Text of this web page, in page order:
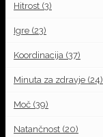
Hitrost (3)
Igre (23)
Koordinacija (37)
Minuta za zdravje (24)
Moč (39)
Natančnost (20)